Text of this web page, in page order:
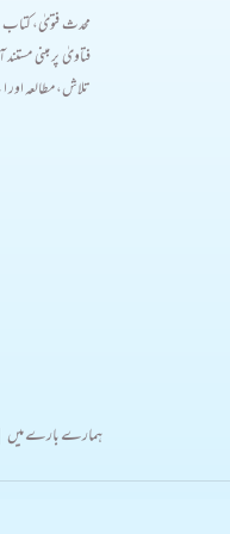
محدث فتویٰ، کتاب
فتاویٰ پر مبنی
تلاش، مطالعہ
ہمارے بارے میں